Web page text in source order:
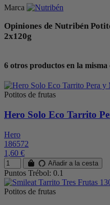
Marca
Opiniones de Nutribén
2x120g
6 otros productos en la misma
Potitos de frutas
Hero Solo Eco Tarrito
Hero
186572
1,60 €
Añadir a la cesta
Puntos Trébol: 0.1
Potitos de frutas